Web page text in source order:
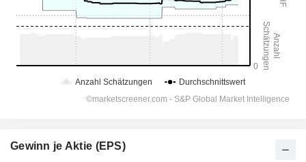
Gewinn je Aktie (EPS)